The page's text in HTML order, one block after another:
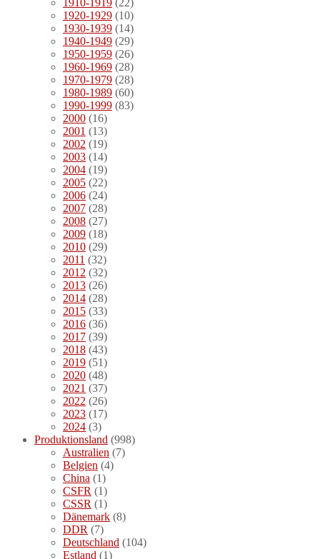
1920-1929 (10)
1930-1939 (14)
1940-1949 (29)
1950-1959 (26)
1960-1969 (28)
1970-1979 (28)
1980-1989 (60)
1990-1999 (83)
2000 (16)
2001 (13)
2002 (19)
2003 (14)
2004 (19)
2005 (22)
2006 (24)
2007 (28)
2008 (27)
2009 (18)
2010 (29)
2011 (32)
2012 (32)
2013 (26)
2014 (28)
2015 (33)
2016 (36)
2017 (39)
2018 (43)
2019 (51)
2020 (48)
2021 (37)
2022 (26)
2023 (17)
2024 (3)
Produktionsland (998)
Australien (7)
Belgien (4)
China (1)
CSFR (1)
CSSR (1)
Dänemark (8)
DDR (7)
Deutschland (104)
Estland (1)